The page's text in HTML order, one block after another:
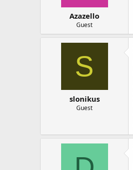
Azazello
Guest
S
slonikus
Guest